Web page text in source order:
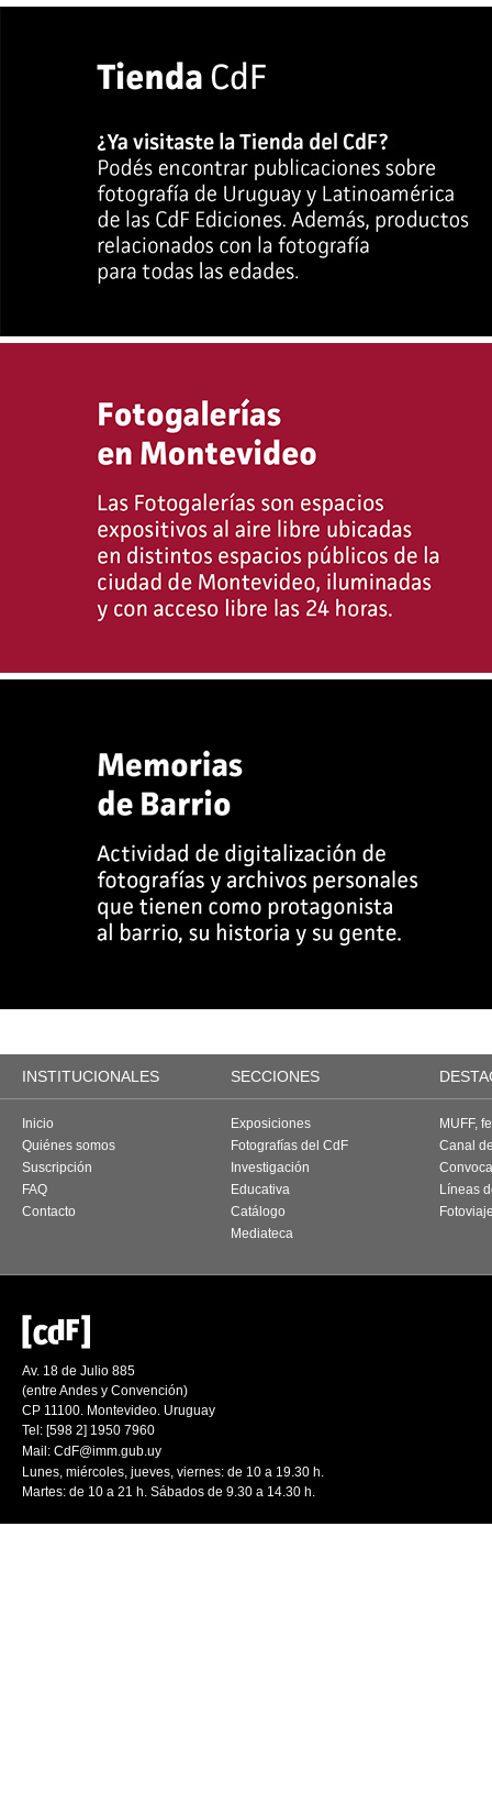
INSTITUCIONALES SECCIONES
Inicio
Quiénes somos
Suscripción
FAQ
Contacto
Exposiciones
Fotografías del CdF
Investigación
Educativa
Catálogo
Mediateca
MUFF,
Canal
Líneas
Av. 18 de Julio 885
(entre Andes y Convención)
CP 11100. Montevideo. Uruguay
Tel: [598 2] 1950 7960
Mail: CdF@imm.gub.uy
Lunes, miércoles, jueves, viernes: de 10 a 19.30 h.
Martes: de 10 a 21 h. Sábados de 9.30 a 14.30 h.